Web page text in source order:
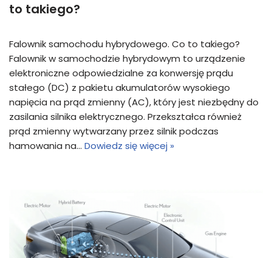
to takiego?
Falownik samochodu hybrydowego. Co to takiego?
Falownik w samochodzie hybrydowym to urządzenie
elektroniczne odpowiedzialne za konwersję prądu
stałego (DC) z pakietu akumulatorów wysokiego
napięcia na prąd zmienny (AC), który jest niezbędny do
zasilania silnika elektrycznego. Przekształca również
prąd zmienny wytwarzany przez silnik podczas
hamowania na… Dowiedz się więcej »